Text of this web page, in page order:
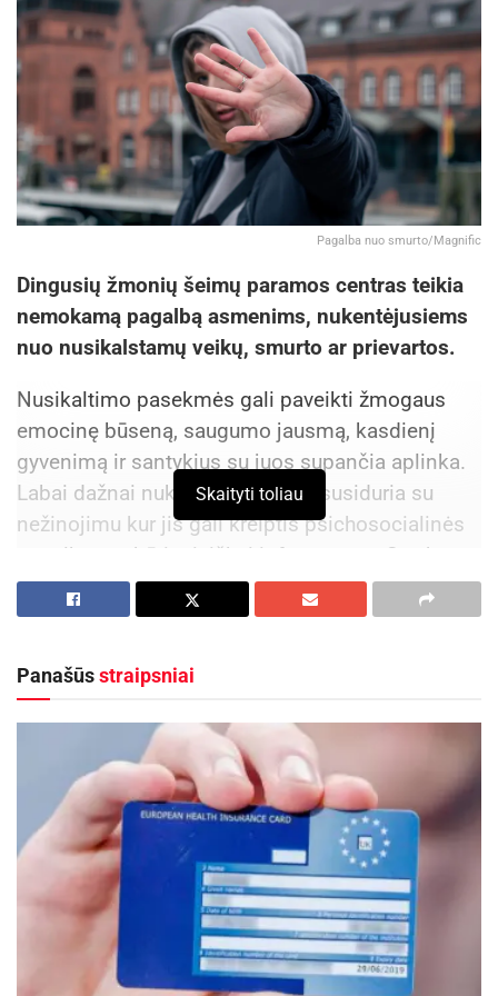
vykstant darbams. Užbaigus projektą,
širvintiškiai galės džiaugtis nauju, saugiu ir
patogiu pėsčiųjų bei dviračių taku, skirtu tiek
kasdieniam judėjimui, tiek aktyviam laisvalaikiui.
Didžiausia naujojo tako nauda džiaugsis ne tik
pėstieji ir dviratininkai, bet ir paspirtukininkai bei
riedutininkai.
„Ir toliau dirbame tam, kad Širvintos būtų
tvarkingos, saugios ir patogios gyventi – viskas
dėl Širvintų žmonių“, – sakė Širvintų r.
savivaldybės merė Živilė Pinskuvienė.
Pagalba nuo smurto/Magnific
Dingusių žmonių šeimų paramos centras teikia
nemokamą pagalbą asmenims, nukentėjusiems
nuo nusikalstamų veikų, smurto ar prievartos.
Nusikaltimo pasekmės gali paveikti žmogaus
emocinę būseną, saugumo jausmą, kasdienį
gyvenimą ir santykius su juos supančia aplinka.
Labai dažnai nukentėjęs asmuo susiduria su
nežinojimu kur jis gali kreiptis psichosocialinės
pagalbos ar būti teisiškai informuotas. Svarbu
žinoti, kad pagalba yra prieinama ir ją galima
gauti nepriklausomai nuo to, ar dėl įvykio jau
Dingusių žmonių šeimų paramos centras teikia
pagalbą nukentėjusiems nuo:
Aktualios naujienos
Rugsėjį nemokamai „Lietuvos draudimas“
draudžia visus Lietuvos moksleivius nuo
nelaimingų atsitikimų kelyje
2026-08-09
„Globalūs Zarasai“ subūrė kraštiečius iš įvairių
pasaulio kampelių
Skaityti toliau
Panašūsstraipsniai